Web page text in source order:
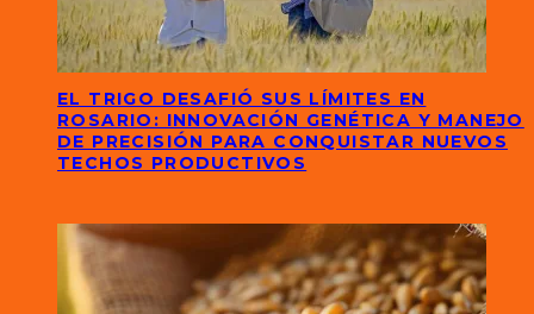
EL TRIGO DESAFIÓ SUS LÍMITES EN
ROSARIO: INNOVACIÓN GENÉTICA Y MANEJO
DE PRECISIÓN PARA CONQUISTAR NUEVOS
TECHOS PRODUCTIVOS